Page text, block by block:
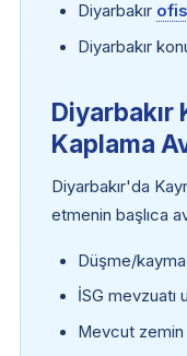
Diyarbakır ofis
Diyarbakır
Kaplama
Diyarbakır'da
etmenin başlıca
Düşme/kayma
İSG mevzuatı
Mevcut